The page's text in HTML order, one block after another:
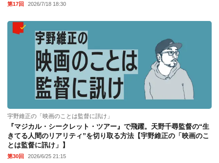
第17回 2026/7/18 18:30
宇野維正の「映画のことは監督に訊け」
『マジカル・シークレット・ツアー』で飛躍。天野千尋監督の“生
きてる人間のリアリティ”を切り取る方法【宇野維正の「映画のこ
とは監督に訊け」】
第30回 2026/6/25 21:15